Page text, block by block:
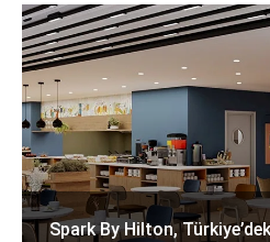
Spark By Hilton,